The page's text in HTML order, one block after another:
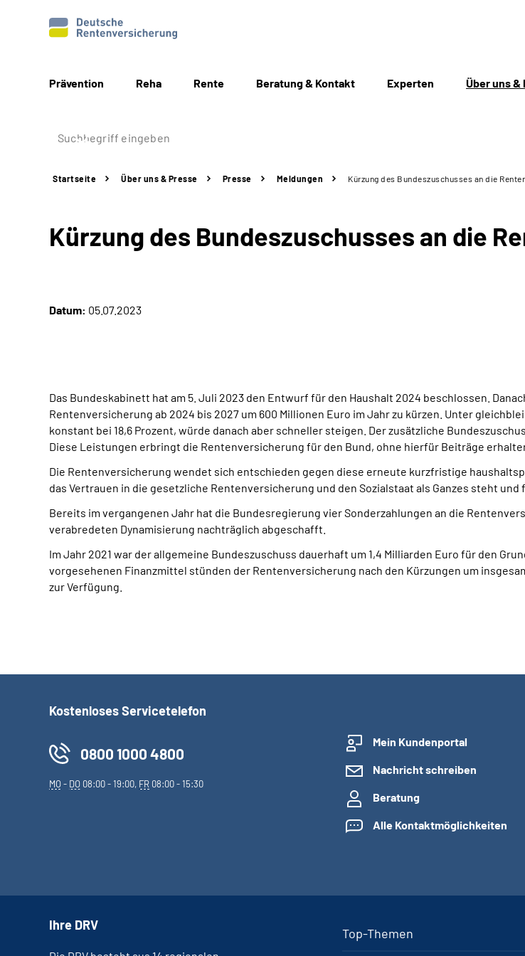
Prävention Reha Rente Beratung & Kontakt Experten Über uns &
Startseite Über uns & Presse Presse Meldungen Kürzung des Bundeszuschusses an die
Kürzung des Bundeszuschusses an die
Datum: 05.07.2023
Das Bundeskabinett hat am 5. Juli 2023 den Entwurf für den Haushalt 2024 beschlossen.
Rentenversicherung ab 2024 bis 2027 um 600 Millionen Euro im Jahr zu kürzen. Unter
konstant bei 18,6 Prozent, würde danach aber schneller steigen. Der zusätzliche
Diese Leistungen erbringt die Rentenversicherung für den Bund, ohne hierfür Beiträge
Die Rentenversicherung wendet sich entschieden gegen diese erneute kurzfristige
das Vertrauen in die gesetzliche Rentenversicherung und den Sozialstaat als Ganzes steht
Bereits im vergangenen Jahr hat die Bundesregierung vier Sonderzahlungen an die
verabredeten Dynamisierung nachträglich abgeschafft.
Im Jahr 2021 war der allgemeine Bundeszuschuss dauerhaft um 1,4 Milliarden Euro für den
vorgesehenen Finanzmittel stünden der Rentenversicherung nach den Kürzungen um
zur Verfügung.
Kostenloses Servicetelefon
0800 1000 4800
MO- DO 08:00 - 19:00, FR 08:00 - 15:30
Mein Kundenportal
Nachricht schreiben
Beratung
Alle Kontaktmöglichkeiten
Top-Themen
Ihre DRV